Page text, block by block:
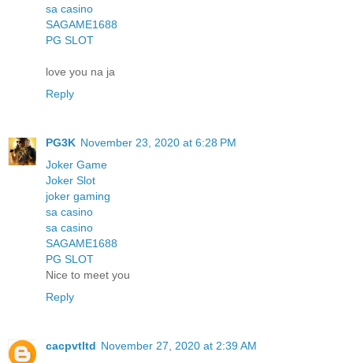
sa casino
SAGAME1688
PG SLOT
love you na ja
Reply
PG3K November 23, 2020 at 6:28 PM
Joker Game
Joker Slot
joker gaming
sa casino
sa casino
SAGAME1688
PG SLOT
Nice to meet you
Reply
cacpvtltd November 27, 2020 at 2:39 AM